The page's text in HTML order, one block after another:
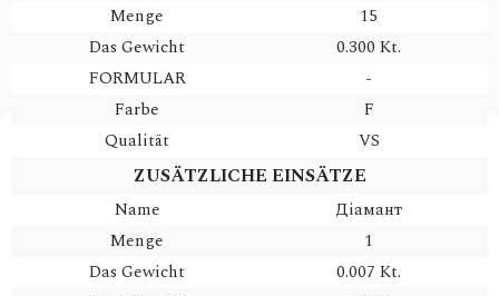
Menge
15
Das Gewicht
0.300 Kt.
FORMULAR
-
Farbe
F
Qualität
VS
ZUSÄTZLICHE EINSÄTZE
Name
Діамант
Menge
1
Das Gewicht
0.007 Kt.